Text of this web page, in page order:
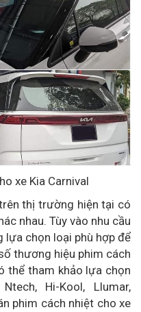
xe Kia Carnival
thị trường hiện tại có
nhau. Tùy vào nhu cầu
lựa chọn loại phù hợp để
thương hiệu phim cách
thể tham khảo lựa chọn
Hi-Kool, Llumar,
phim cách nhiệt cho xe